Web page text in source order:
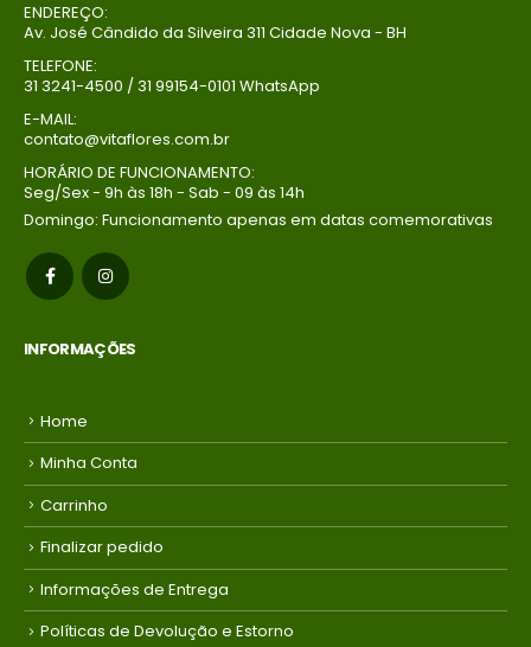
ENDEREÇO:
Av. José Cândido da Silveira 311 Cidade Nova - BH
TELEFONE:
31 3241-4500 / 31 99154-0101 WhatsApp
E-MAIL:
contato@vitaflores.com.br
HORÁRIO DE FUNCIONAMENTO:
Seg/Sex - 9h às 18h - Sab - 09 às 14h
Domingo: Funcionamento apenas em datas comemorativas
INFORMAÇÕES
Home
Minha Conta
Carrinho
Finalizar pedido
Informações de Entrega
Políticas de Devolução e Estorno